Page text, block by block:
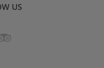
US